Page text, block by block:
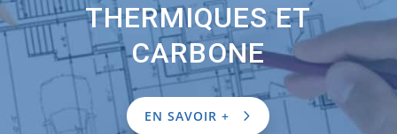
THERMIQUES ET
CARBONE
EN SAVOIR +